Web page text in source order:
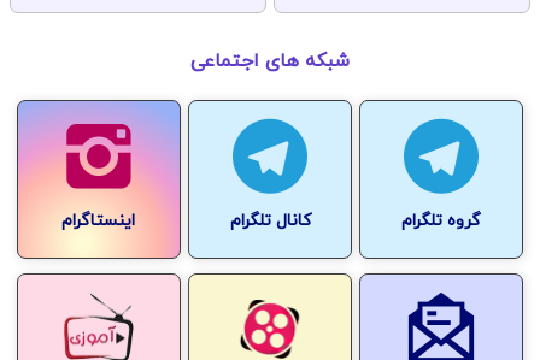
شبکه های اجتماعی
گروه تلگرام کانال تلگرام اینستاگرام